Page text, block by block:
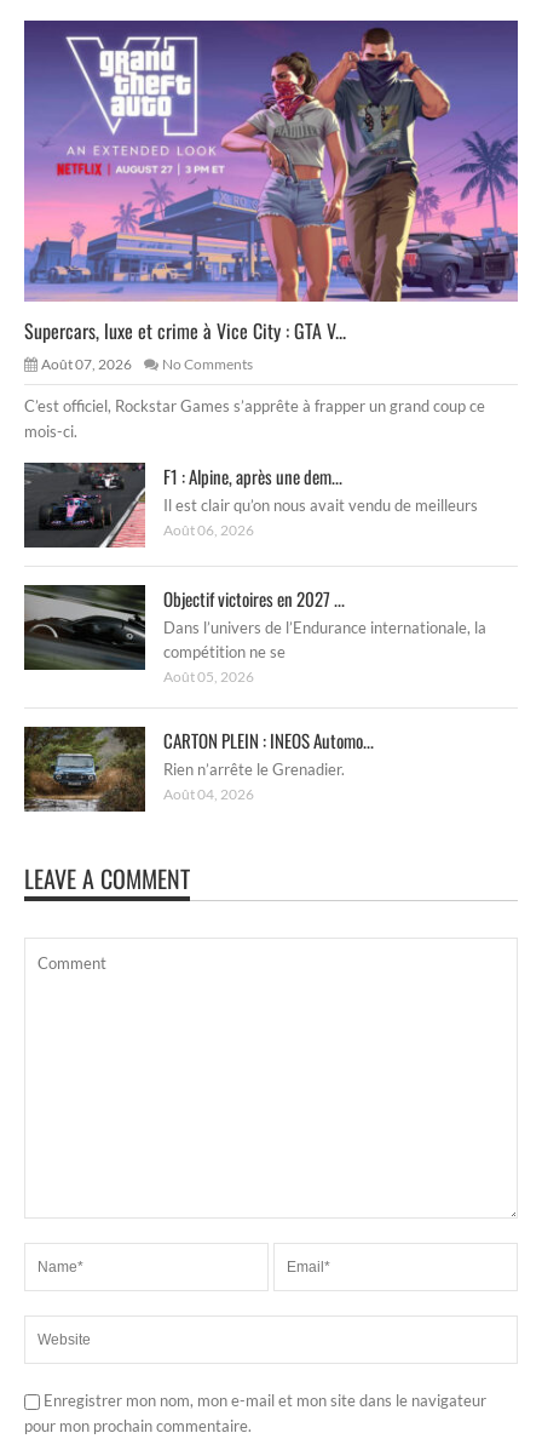
Supercars, luxe et crime à Vice City : GTA V...
Août 07, 2026 No Comments
C’est officiel, Rockstar Games s’apprête à frapper un grand coup ce
mois-ci.
F1 : Alpine, après une dem...
Il est clair qu’on nous avait vendu de meilleurs
Août 06, 2026
Objectif victoires en 2027 ...
Dans l’univers de l’Endurance internationale, la
compétition ne se
Août 05, 2026
CARTON PLEIN : INEOS Automo...
Rien n’arrête le Grenadier.
Août 04, 2026
LEAVE A COMMENT
Enregistrer mon nom, mon e-mail et mon site dans le navigateur
pour mon prochain commentaire.